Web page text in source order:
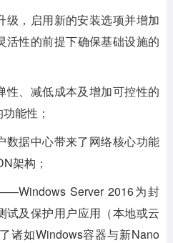
，启用新的安装选项并增加
活性的前提下确保基础设施的
、减低成本及增加可控性的
能性；
据中心带来了网络核心功能
架构；
Server 2016为封
试及保护用户应用（本地或云
诸如Windows容器与新Nano